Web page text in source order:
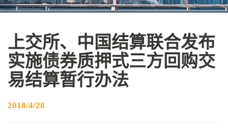
上交所、中国结算联合发布
实施债券质押式三方回购交
易结算暂行办法
2018/4/28